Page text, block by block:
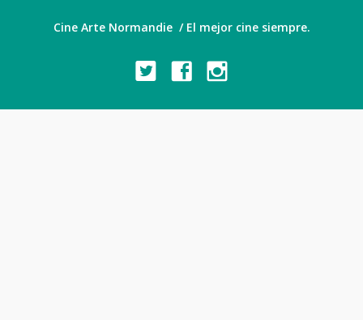
Cine Arte Normandie / El mejor cine siempre.